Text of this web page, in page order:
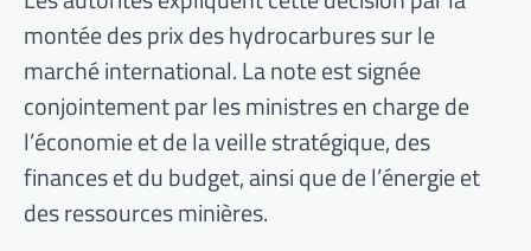
montée des prix des hydrocarbures sur le
marché international. La note est signée
conjointement par les ministres en charge de
l’économie et de la veille stratégique, des
finances et du budget, ainsi que de l’énergie et
des ressources minières.